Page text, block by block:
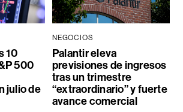
10
500
julio de
NEGOCIOS
Palantir eleva
previsiones de ingresos
tras un trimestre
“extraordinario” y fuerte
avance comercial